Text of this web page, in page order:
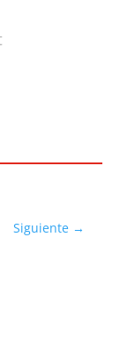
Siguiente→